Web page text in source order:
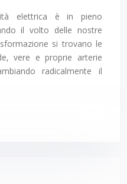
elettrica è in pieno
il volto delle nostre
si trovano le
vere e proprie arterie
radicalmente il